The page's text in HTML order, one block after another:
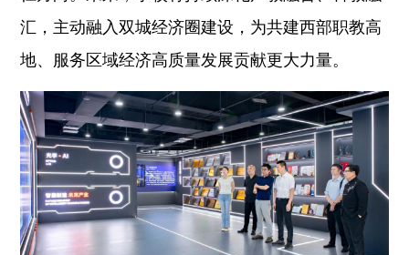
汇，主动融入双城经济圈建设，为共建西部职教高
地、服务区域经济高质量发展贡献更大力量。